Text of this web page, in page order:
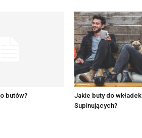
butów?
Jakie buty do wkładek
Supinujących?